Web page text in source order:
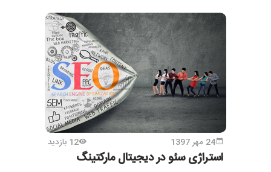
24 مهر 1397 12 بازدید
استراژی سئو در دیجیتال مارکتینگ